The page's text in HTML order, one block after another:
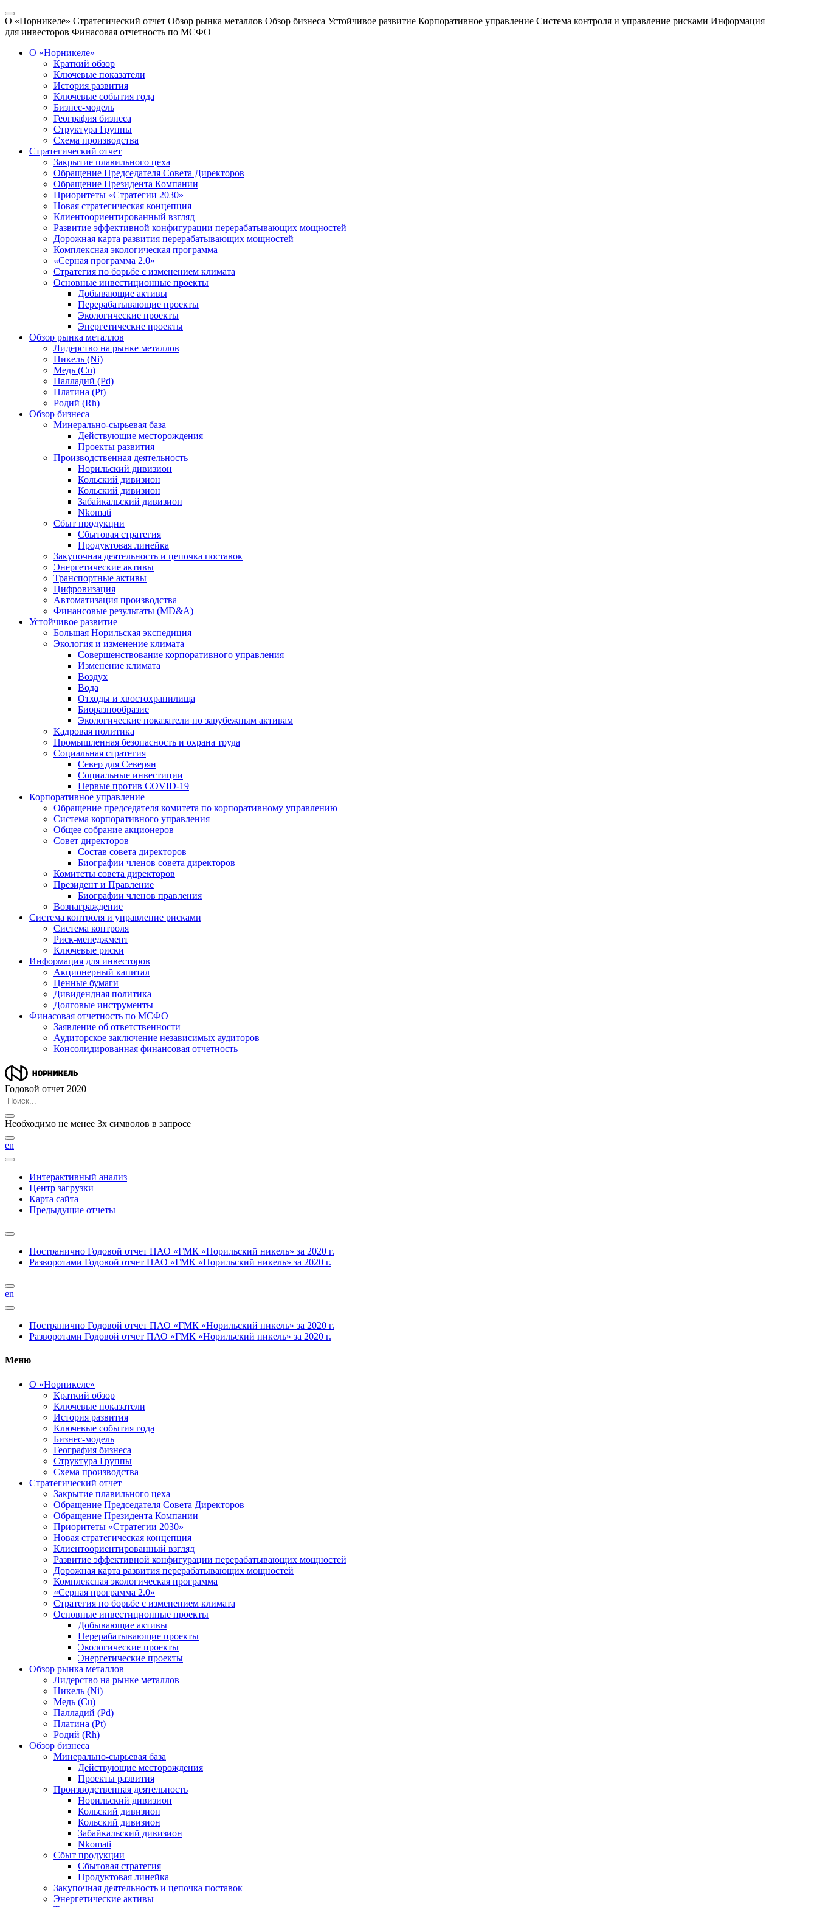
О «Норникеле» Стратегический отчет Обзор рынка металлов Обзор бизнеса Устойчивое развитие Корпоративное управление Система контроля и управление рисками Информация
для инвесторов Финасовая отчетность по МСФО
О «Норникеле»
Краткий обзор
Ключевые показатели
История развития
Ключевые события года
Бизнес-модель
География бизнеса
Структура Группы
Схема производства
Стратегический отчет
Закрытие плавильного цеха
Обращение Председателя Совета Директоров
Обращение Президента Компании
Приоритеты «Стратегии 2030»
Новая стратегическая концепция
Клиентоориентированный взгляд
Развитие эффективной конфигурации перерабатывающих мощностей
Дорожная карта развития перерабатывающих мощностей
Комплексная экологическая программа
«Серная программа 2.0»
Стратегия по борьбе с изменением климата
Основные инвестиционные проекты
Добывающие активы
Перерабатывающие проекты
Экологические проекты
Энергетические проекты
Обзор рынка металлов
Лидерство на рынке металлов
Никель (Ni)
Медь (Cu)
Палладий (Pd)
Платина (Pt)
Родий (Rh)
Обзор бизнеса
Минерально-сырьевая база
Действующие месторождения
Проекты развития
Производственная деятельность
Норильский дивизион
Кольский дивизион
Кольский дивизион
Забайкальский дивизион
Nkomati
Сбыт продукции
Сбытовая стратегия
Продуктовая линейка
Закупочная деятельность и цепочка поставок
Энергетические активы
Транспортные активы
Цифровизация
Автоматизация производства
Финансовые результаты (MD&A)
Устойчивое развитие
Большая Норильская экспедиция
Экология и изменение климата
Совершенствование корпоративного управления
Изменение климата
Воздух
Вода
Отходы и хвостохранилища
Биоразнообразие
Экологические показатели по зарубежным активам
Кадровая политика
Промышленная безопасность и охрана труда
Социальная стратегия
Север для Северян
Социальные инвестиции
Первые против COVID‑19
Корпоративное управление
Обращение председателя комитета по корпоративному управлению
Система корпоративного управления
Общее собрание акционеров
Совет директоров
Состав совета директоров
Биографии членов совета директоров
Комитеты совета директоров
Президент и Правление
Биографии членов правления
Вознаграждение
Система контроля и управление рисками
Система контроля
Риск-менеджмент
Ключевые риски
Информация для инвесторов
Акционерный капитал
Ценные бумаги
Дивидендная политика
Долговые инструменты
Финасовая отчетность по МСФО
Заявление об ответственности
Аудиторское заключение независимых аудиторов
Консолидированная финансовая отчетность
Годовой отчет 2020
Необходимо не менее 3х символов в запросе
en
Интерактивный анализ
Центр загрузки
Карта сайта
Предыдущие отчеты
Постранично Годовой отчет ПАО «ГМК «Норильский никель» за 2020 г.
Разворотами Годовой отчет ПАО «ГМК «Норильский никель» за 2020 г.
en
Постранично Годовой отчет ПАО «ГМК «Норильский никель» за 2020 г.
Разворотами Годовой отчет ПАО «ГМК «Норильский никель» за 2020 г.
Меню
О «Норникеле»
Краткий обзор
Ключевые показатели
История развития
Ключевые события года
Бизнес-модель
География бизнеса
Структура Группы
Схема производства
Стратегический отчет
Закрытие плавильного цеха
Обращение Председателя Совета Директоров
Обращение Президента Компании
Приоритеты «Стратегии 2030»
Новая стратегическая концепция
Клиентоориентированный взгляд
Развитие эффективной конфигурации перерабатывающих мощностей
Дорожная карта развития перерабатывающих мощностей
Комплексная экологическая программа
«Серная программа 2.0»
Стратегия по борьбе с изменением климата
Основные инвестиционные проекты
Добывающие активы
Перерабатывающие проекты
Экологические проекты
Энергетические проекты
Обзор рынка металлов
Лидерство на рынке металлов
Никель (Ni)
Медь (Cu)
Палладий (Pd)
Платина (Pt)
Родий (Rh)
Обзор бизнеса
Минерально-сырьевая база
Действующие месторождения
Проекты развития
Производственная деятельность
Норильский дивизион
Кольский дивизион
Кольский дивизион
Забайкальский дивизион
Nkomati
Сбыт продукции
Сбытовая стратегия
Продуктовая линейка
Закупочная деятельность и цепочка поставок
Энергетические активы